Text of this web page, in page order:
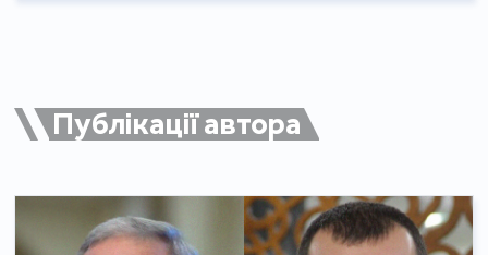
Публікації автора